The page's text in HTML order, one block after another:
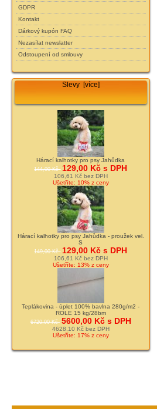
GDPR
Kontakt
Dárkový kupón FAQ
Nezasílat newslatter
Odstoupení od smlouvy
Slevy [více]
Hárací kalhotky pro psy Jahůdka
144,00 Kč 129,00 Kč s DPH
106,61 Kč bez DPH
Ušetříte: 10% z ceny
Hárací kalhotky pro psy Jahůdka - proužek vel.
S
149,00 Kč 129,00 Kč s DPH
106,61 Kč bez DPH
Ušetříte: 13% z ceny
Teplákovina - úplet 100% bavlna 280g/m2 -
ROLE 15 kg/28bm
6720,00 Kč 5600,00 Kč s DPH
4628,10 Kč bez DPH
Ušetříte: 17% z ceny